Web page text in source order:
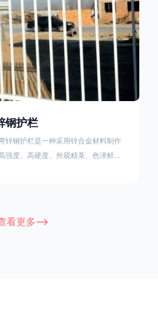
钢护栏
锌钢护栏是一种采用锌合金材料制作
强度、高硬度、外观精美、色泽鲜艳
准确的信息。
看更多-->